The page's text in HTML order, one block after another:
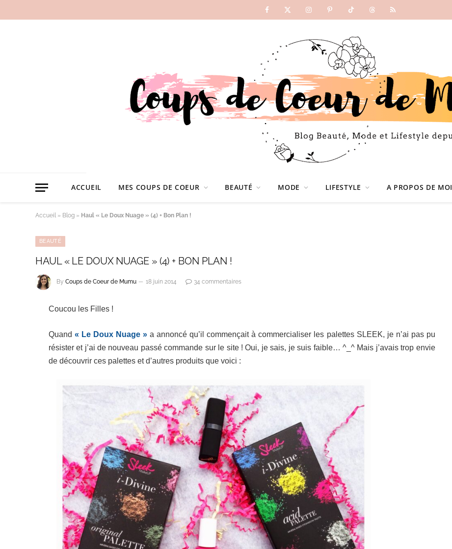
Facebook
X
InstagramPinterestTikTokThreadsRSS
ACCUEIL MES COUPS DE COEUR BEAUTÉ MODE LIFESTYLE A PROPOS DE MOI
Accueil » Blog » Haul « Le Doux Nuage » (4) + Bon Plan !
BEAUTÉ
HAUL « LE DOUX NUAGE » (4) + BON PLAN !
By Coups de Coeur de Mumu 18 juin 2014 34 commentaires
Coucou les Filles !
Quand « Le Doux Nuage » a annoncé qu’il commençait à commercialiser les palettes SLEEK, je n’ai pas pu
résister et j’ai de nouveau passé commande sur le site ! Oui, je sais, je suis faible… ^_^ Mais j’avais trop envie
de découvrir ces palettes et d’autres produits que voici :